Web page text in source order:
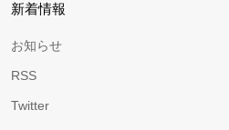
新着情報
お知らせ
RSS
Twitter